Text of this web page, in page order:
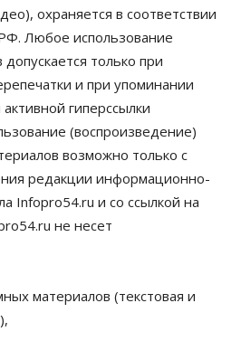
посевы горчицы
семьям вручили
автомобилей
в Новосибирской области
на прикол»
охраняется в соответствии
Любое использование
только при
и при упоминании
гиперссылки
(воспроизведение)
возможно только с
редакции информационно-
Infopro54.ru и со ссылкой на
не несет
материалов (текстовая и